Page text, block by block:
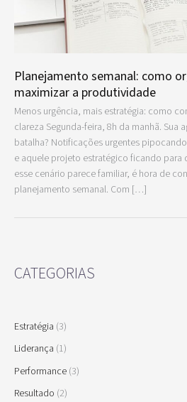
Planejamento semanal: como
maximizar a produtividade
Menos urgência, mais estratégia: como
clareza Segunda-feira, 8h da manhã. Sua
batalha? Notificações urgentes
e aquele projeto estratégico ficando para
esse cenário parece familiar, é hora de
planejamento semanal. Com […]
CATEGORIAS
Estratégia (3)
Liderança (1)
Performance (3)
Resultado (2)